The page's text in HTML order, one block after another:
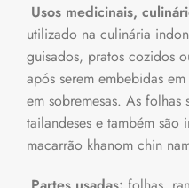
Usos medicinais,
utilizado na culinária
guisados, pratos cozidos
após serem embebidas
em sobremesas. As folhas
tailandeses e também são
macarrão khanom chin